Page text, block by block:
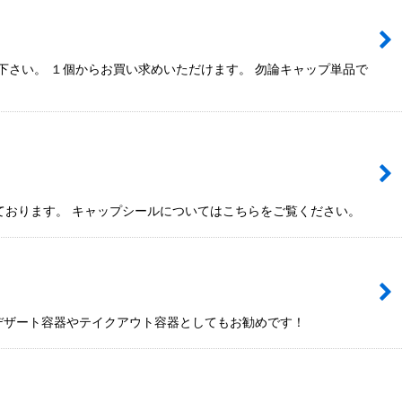
い。 １個からお買い求めいただけます。 勿論キャップ単品で
ります。 キャップシールについてはこちらをご覧ください。
ート容器やテイクアウト容器としてもお勧めです！